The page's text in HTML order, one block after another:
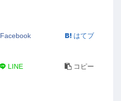
Facebook はてブ
LINE コピー